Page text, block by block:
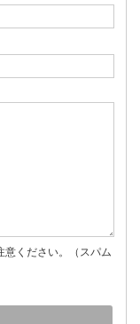
意ください。（スパム